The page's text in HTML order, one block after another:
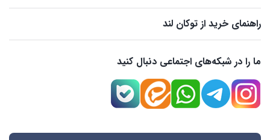
راهنمای خرید از توکان لند
ما را در شبکه‌های اجتماعی دنبال کنید